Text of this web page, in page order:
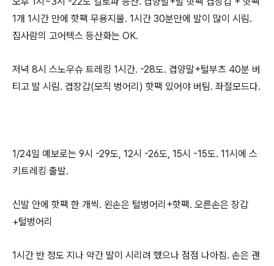
1개 1시간 만에 핫팩 무용지물. 1시간 30분만에 발이 많이 시림.
집사람의 고어텍스 등산화는 OK.
저녁 8시 스노우슈 트레킹 1시간. -28도. 겹양말+털부츠 40분 버
티고 발 시림. 겹장갑(모직 벙어리) 핫팩 있어야 버팀. 좌절모드다.
1/24일 예보로는 9시 -29도, 12시 -26도, 15시 -15도. 11시에 스
키트레킹 출발.
신발 안에 핫팩 한 개씩. 왼손은 털벙어리+핫팩. 오른손은 장갑
+털벙어리
1시간 반 정도 지나 약간 발이 시리려 했으나 점점 나아짐. 손은 괜